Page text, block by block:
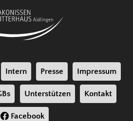
Intern Presse Impressum
Unterstützen Kontakt
Facebook